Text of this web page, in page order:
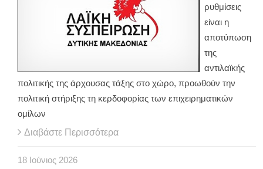
ρυθμίσεις
είναι η
αποτύπωση
της
αντιλαϊκής
πολιτικής της άρχουσας τάξης στο χώρο, προωθούν την
πολιτική στήριξης τη κερδοφορίας των επιχειρηματικών
ομίλων
Διαβάστε Περισσότερα
18 Ιούνιος 2026